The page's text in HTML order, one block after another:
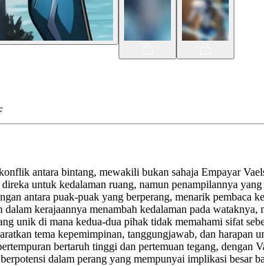
antara bintang, mewakili bukan sahaja Empayar
untuk kedalaman ruang, namun penampilannya
antara puak-puak yang berperang, menarik pembaca
kerajaannya menambah kedalaman pada
unik di mana kedua-dua pihak tidak memahami sifat
tema kepemimpinan, tanggungjawab, dan
bertaruh tinggi dan pertemuan tegang, dengan
dalam perang yang mempunyai implikasi besar